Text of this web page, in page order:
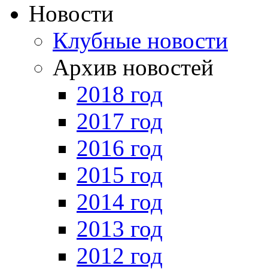
Новости
Клубные новости
Архив новостей
2018 год
2017 год
2016 год
2015 год
2014 год
2013 год
2012 год